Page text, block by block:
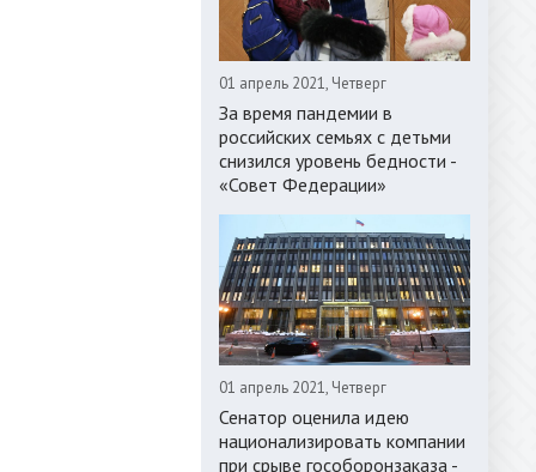
01 апрель 2021, Четверг
За время пандемии в
российских семьях с детьми
снизился уровень бедности -
«Совет Федерации»
01 апрель 2021, Четверг
Сенатор оценила идею
национализировать компании
при срыве гособоронзаказа -